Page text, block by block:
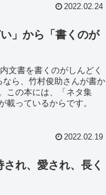
2022.02.24
」から「書くのが
文書を書くのがしんどく
ら、竹村俊助さんが書か
この本には、「ネタ集
載っているからです。
2022.02.19
され、愛され、長く